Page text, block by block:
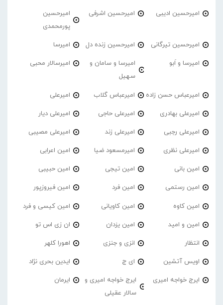
امیرحسین ادیبی امیرحسین اشرفی
امیرحسین
پورمحمدی
امیرحسین تیرگانی امیرحسین زنده دل امیرسا
امیرسا و اَبو
امیرسا و سامان و
سهیل
امیرسالار محبی
امیرعباس حسن زاده امیرعباس گلاب امیرعلی
امیرعلی بهادری امیرعلی حاجی امیرعلی دیار
امیرعلی رجبی امیرعلی زند امیرعلی مصیبی
امیرعلی نظری امیرمسعود ضیا امین اعرابی
امین بانی امین تیجی امین حبیبی
امین رستمی امین فرد امین فیروزپور
امین کاوه امین کاویانی امین کیسی و فرد
امین و امید امین یزدان ان زی اس تو
انتظار انزی و جنزی اهورا کلهر
اویس آتشین ای ج ایدین بحری نژاد
ایرج خواجه امیری
ایرج خواجه امیری و
سالار عقیلی
ایرمان